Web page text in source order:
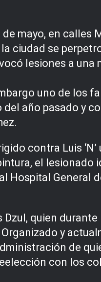
mayo, en calles
ciudad se
lesiones a una
uno de los
año pasado y
contra Luis ‘N’
el lesionado
Hospital General
quien durante
y
de
con los